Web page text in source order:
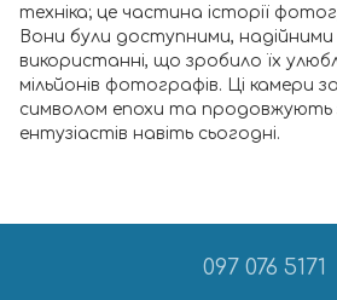
техніка; це частина історії
Вони були доступними,
використанні, що зробило їх
мільйонів фотографів. Ці камери
символом епохи та продовжують
ентузіастів навіть сьогодні.
097 076 5171